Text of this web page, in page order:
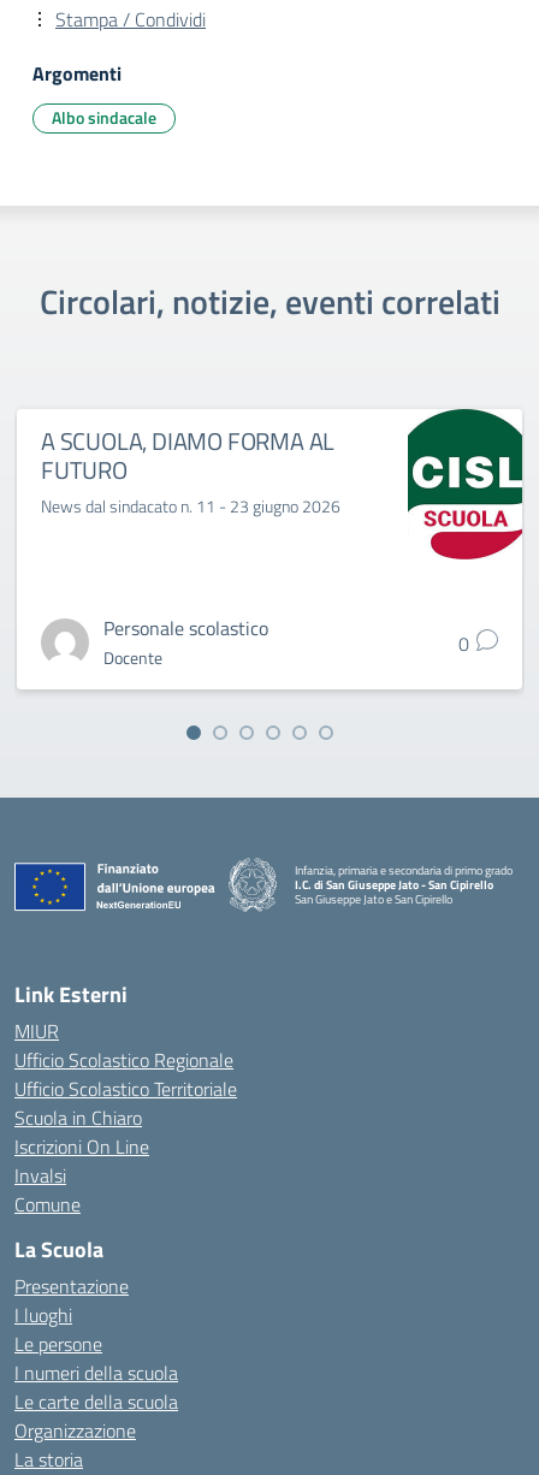
Stampa / Condividi
Argomenti
Albo sindacale
Circolari, notizie, eventi correlati
A SCUOLA, DIAMO FORMA AL
FUTURO
News dal sindacato n. 11 - 23 giugno 2026
Personale scolastico
Docente 0
Infanzia, primaria e secondaria di primo grado
I.C. di San Giuseppe Jato - San Cipirello
San Giuseppe Jato e San Cipirello
Link Esterni
MIUR
Ufficio Scolastico Regionale
Ufficio Scolastico Territoriale
Scuola in Chiaro
Iscrizioni On Line
Invalsi
Comune
La Scuola
Presentazione
I luoghi
Le persone
I numeri della scuola
Le carte della scuola
Organizzazione
La storia